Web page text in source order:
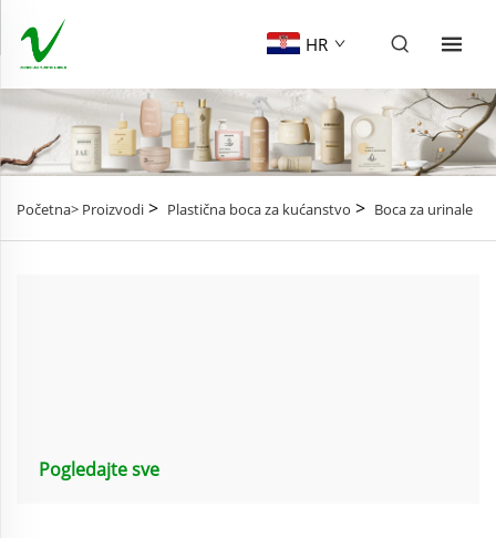
HR
Početna> Proizvodi > Plastična boca za kućanstvo > Boca za urinale
Pogledajte sve